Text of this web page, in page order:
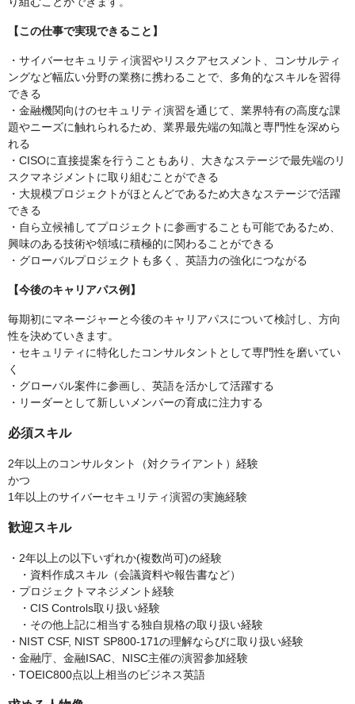
【この仕事で実現できること】
・サイバーセキュリティ演習やリスクアセスメント、コンサルティ
ングなど幅広い分野の業務に携わることで、多角的なスキルを習得
できる
・金融機関向けのセキュリティ演習を通じて、業界特有の高度な課
題やニーズに触れられるため、業界最先端の知識と専門性を深めら
れる
・CISOに直接提案を行うこともあり、大きなステージで最先端のリ
スクマネジメントに取り組むことができる
・大規模プロジェクトがほとんどであるため大きなステージで活躍
できる
・自ら立候補してプロジェクトに参画することも可能であるため、
興味のある技術や領域に積極的に関わることができる
・グローバルプロジェクトも多く、英語力の強化につながる
【今後のキャリアパス例】
毎期初にマネージャーと今後のキャリアパスについて検討し、方向
性を決めていきます。
・セキュリティに特化したコンサルタントとして専門性を磨いてい
く
・グローバル案件に参画し、英語を活かして活躍する
・リーダーとして新しいメンバーの育成に注力する
必須スキル
2年以上のコンサルタント（対クライアント）経験
かつ
1年以上のサイバーセキュリティ演習の実施経験
歓迎スキル
・2年以上の以下いずれか(複数尚可)の経験
・資料作成スキル（会議資料や報告書など）
・プロジェクトマネジメント経験
・CIS Controls取り扱い経験
・その他上記に相当する独自規格の取り扱い経験
・NIST CSF, NIST SP800-171の理解ならびに取り扱い経験
・金融庁、金融ISAC、NISC主催の演習参加経験
・TOEIC800点以上相当のビジネス英語